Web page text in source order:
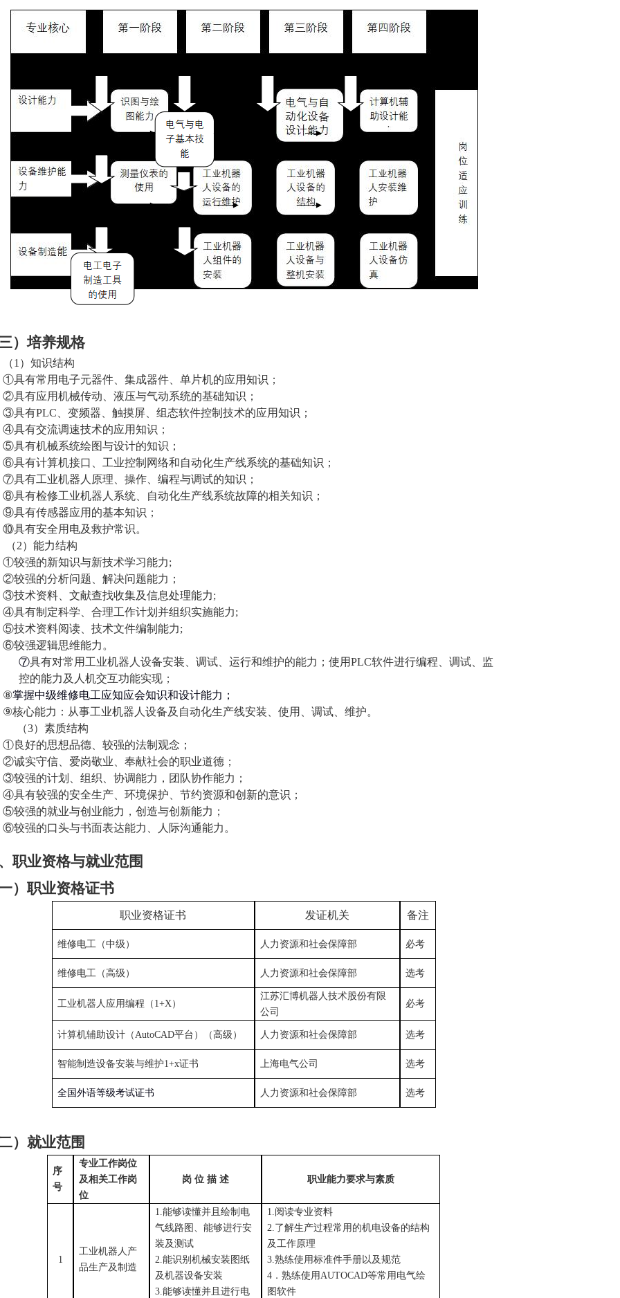
）培养规格
（1 ）知识结构
①具有常用电子元器件、集成器件、单片机的应用知识；
②具有应用机械传动、液压与气动系统的基础知识；
③具有PLC 、变频器、触摸屏、组态软件控制技术的应用知识；
④具有交流调速技术的应用知识；
⑤具有机械系统绘图与设计的知识；
⑥具有计算机接口、工业控制网络和自动化生产线系统的基础知识；
⑦具有工业机器人原理、操作、编程与调试的知识；
⑧具有检修工业机器人系统、自动化生产线系统故障的相关知识；
⑨具有传感器应用的基本知识；
⑩具有安全用电及救护常识。
（2）能力结构
①较强的新知识与新技术学习能力;
②较强的分析问题、解决问题能力；
③技术资料、文献查找收集及信息处理能力;
④具有制定科学、合理工作计划并组织实施能力;
⑤技术资料阅读、技术文件编制能力;
⑥较强逻辑思维能力。
⑦具有对常用工业机器人设备安装、调试、运行和维护的能力；使用PLC软件进行编程、调试、监
控的能力及 人机交互功能实现 ；
⑧掌握中级维修电工应知应会知识和设计能力；
⑨核心能力：从事工业机器人设备及自动化生产线安装、使用、调试、维护。
（3）素质结构
①良好的思想品德、较强的法制观念；
②诚实守信、爱岗敬业、奉献社会的职业道德；
③较强的计划、组织、协调能力，团队协作能力；
④具有较强的安全生产、环境保护、节约资源和创新的意识；
⑤较强的就业与创业能力，创造与创新能力；
⑥较强的口头与书面表达能力、人际沟通能力。
职业资格与就业范围
）职业资格证书
职业资格证书 发证机关 备注
维修电工（中级） 人力资源和社会保障部 必考
维修电工（高级） 人力资源和社会保障部 选考
工业机器人应用编程 （1+X）
江苏汇博机器人技术股份有限
公司
必考
计算机辅助设计（ AutoCAD平台）（高级） 人力资源和社会保障部 选考
智能制造设备安装与维护1+x证书 上海电气公司 选考
全国外语等级考试证书 人力资源和社会保障部 选考
）就业范围
序
号
专业工作岗位
及相关工作岗
位
岗 位 描 述 职业能力要求与素质
1
工业机器人产
品生产及制造
1 .能够读懂并且绘制电
气线路图、能够进行安
装及测试
2.能识别机械安装 图纸
及机器设备安装
3 .能够读懂并且进行电
1. 阅读专业资料
2. 了解生产过程常用的机电设备的结构
及工作原理
3.熟练使用标准件手册以及规范
4 ．熟练使用 AUTOCAD等常用电气绘
图软件